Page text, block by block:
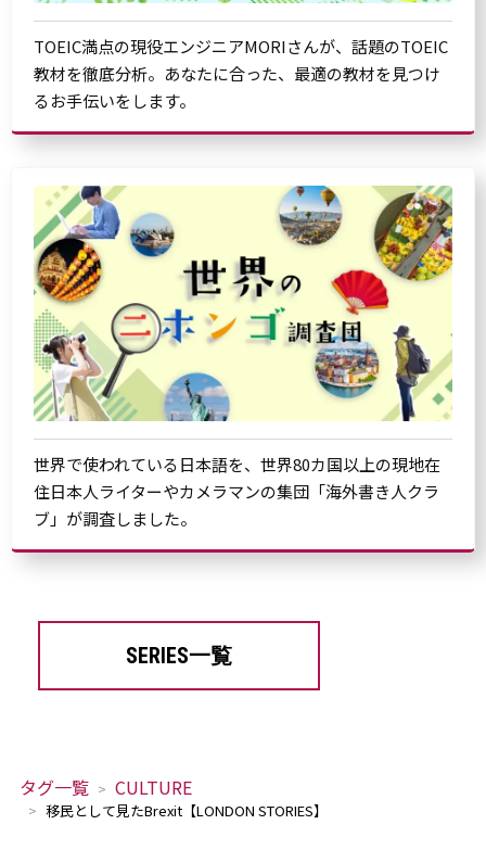
TOEIC満点の現役エンジニアMORIさんが、話題のTOEIC
教材を徹底分析。あなたに合った、最適の教材を見つけ
るお手伝いをします。
世界で使われている日本語を、世界80カ国以上の現地在
住日本人ライターやカメラマンの集団「海外書き人クラ
ブ」が調査しました。
SERIES一覧
タグ一覧 CULTURE
移民として見たBrexit【LONDON STORIES】